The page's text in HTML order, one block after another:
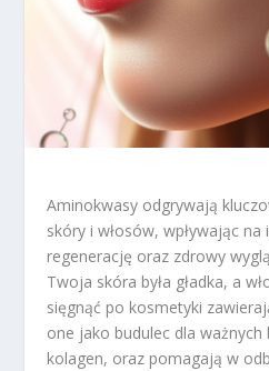
Aminokwasy odgrywają
skóry i włosów, wpływając na
regenerację oraz zdrowy
Twoja skóra była gładka, a
sięgnąć po kosmetyki
one jako budulec dla ważnych
kolagen, oraz pomagają w